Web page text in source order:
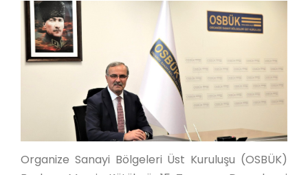
Organize Sanayi Bölgeleri Üst Kuruluşu (OSBÜK)